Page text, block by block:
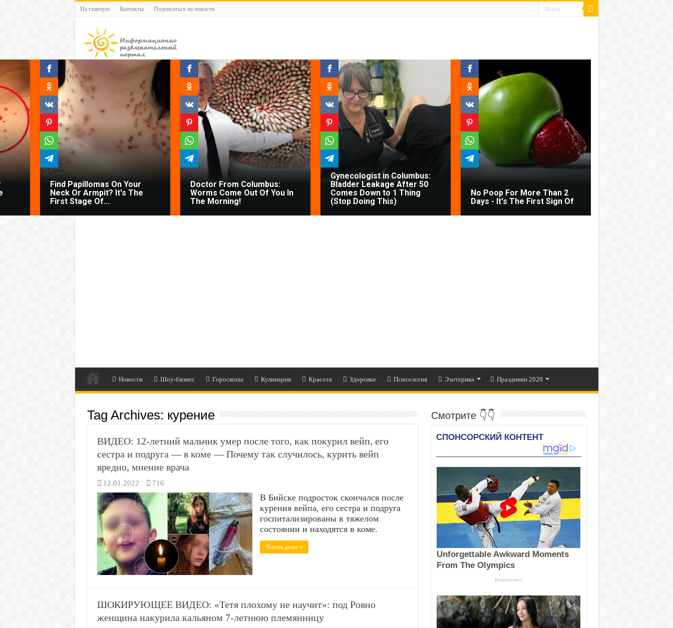
На главную Контакты Подписаться на новости
Find Papillomas On Your
Neck Or Armpit? It's The
First Stage Of...
Doctor From Columbus:
Worms Come Out Of You In
The Morning!
Gynecologist in Columbus:
Bladder Leakage After 50
Comes Down to 1 Thing
(Stop Doing This)
No Poop For More Than 2
Days - It's The First Sign Of
Новости Шоу-бизнес Гороскопы Кулинария Красота Здоровье Психология Эзотерика Праздники 2020
Tag Archives: курение
ВИДЕО: 12-летний мальчик умер после того, как покурил вейп, его
сестра и подруга — в коме — Почему так случилось, курить вейп
вредно, мнение врача
12.01.2022 716
В Бийске подросток скончался после
курения вейпа, его сестра и подруга
госпитализированы в тяжелом
состоянии и находятся в коме.
Читать далее »
ШОКИРУЮЩЕЕ ВИДЕО: «Тетя плохому не научит»: под Ровно
женщина накурила кальяном 7-летнюю племянницу
Смотрите 👇👇